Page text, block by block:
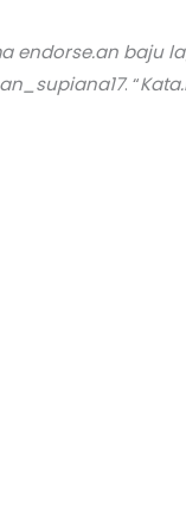
endorse.an baju
. “